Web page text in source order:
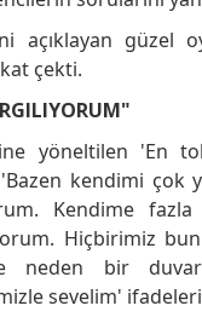
açıklayan güzel
çekti.
yöneltilen 'En
kendimi çok
Kendime fazla
Hiçbirimiz
neden bir
sevelim'